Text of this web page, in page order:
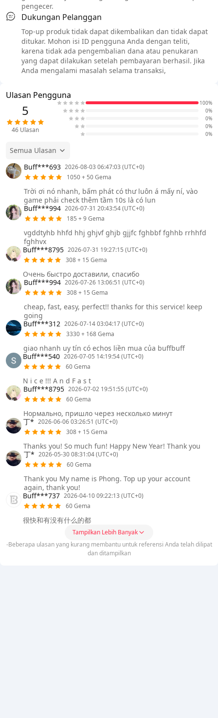
pengecer.
Dukungan Pelanggan
Top-up produk tidak dapat dikembalikan dan tidak dapat
ditukar. Mohon isi ID pengguna Anda dengan teliti,
karena tidak ada pengembalian dana atau penukaran
yang dapat dilakukan setelah pembayaran berhasil. Jika
Anda mengalami masalah selama transaksi,
Ulasan Pengguna
5
46 Ulasan
100%
0%
0%
0%
0%
Semua Ulasan
Buff***693 2026-08-03 06:47:03 (UTC+0)
1050 + 50 Gema
Trời ơi nó nhanh, bấm phát có thư luôn á mấy ní, vào
game phải check thêm tầm 10s là có lun
Buff***994 2026-07-31 20:43:54 (UTC+0)
185 + 9 Gema
vgddtyhb hhfd hhj ghjvf ghjb gjjfc fghbbf fghhb rrhhfd
fghhvx
Buff***8795 2026-07-31 19:27:15 (UTC+0)
308 + 15 Gema
Очень быстро доставили, спасибо
Buff***994 2026-07-26 13:06:51 (UTC+0)
308 + 15 Gema
cheap, fast, easy, perfect!! thanks for this service! keep
going
Buff***312 2026-07-14 03:04:17 (UTC+0)
3330 + 168 Gema
giao nhanh uy tín có echos liền mua của buffbuff
Buff***540 2026-07-05 14:19:54 (UTC+0)
60 Gema
N i c e !!! A n d F a s t
Buff***8795 2026-07-02 19:51:55 (UTC+0)
60 Gema
Нормально, пришло через несколько минут
丁* 2026-06-06 03:26:51 (UTC+0)
308 + 15 Gema
Thanks you! So much fun! Happy New Year! Thank you
丁* 2026-05-30 08:31:04 (UTC+0)
60 Gema
Thank you My name is Phong. Top up your account
again, thank you!
Buff***737 2026-04-10 09:22:13 (UTC+0)
60 Gema
很快和有没有什么的都
Tampilkan Lebih Banyak
-Beberapa ulasan yang kurang membantu untuk referensi Anda telah dilipat
dan ditampilkan